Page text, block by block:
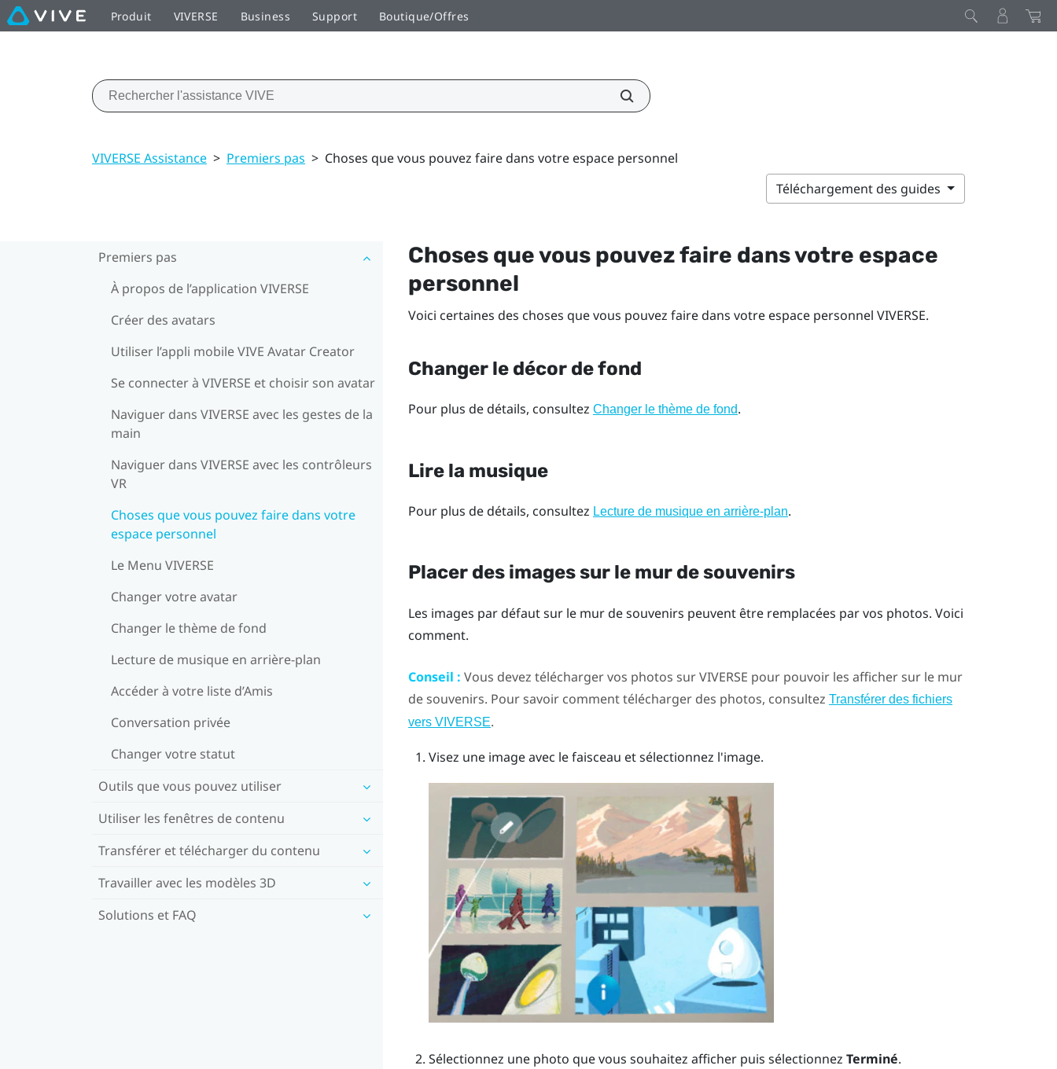
Produit VIVERSE Business Support Boutique/Offres
VIVERSE Assistance > Premiers pas > Choses que vous pouvez faire dans votre espace personnel
Téléchargement des guides
Premiers pas
À propos de l’application VIVERSE
Créer des avatars
Utiliser l’appli mobile VIVE Avatar Creator
Se connecter à VIVERSE et choisir son avatar
Naviguer dans VIVERSE avec les gestes de la
main
Naviguer dans VIVERSE avec les contrôleurs
VR
Choses que vous pouvez faire dans votre
espace personnel
Le Menu VIVERSE
Changer votre avatar
Changer le thème de fond
Lecture de musique en arrière-plan
Accéder à votre liste d’Amis
Conversation privée
Changer votre statut
Outils que vous pouvez utiliser
Utiliser les fenêtres de contenu
Transférer et télécharger du contenu
Travailler avec les modèles 3D
Solutions et FAQ
Choses que vous pouvez faire dans votre espace
personnel
Voici certaines des choses que vous pouvez faire dans votre espace personnel VIVERSE.
Changer le décor de fond
Pour plus de détails, consultez Changer le thème de fond.
Lire la musique
Pour plus de détails, consultez Lecture de musique en arrière-plan.
Placer des images sur le mur de souvenirs
Les images par défaut sur le mur de souvenirs peuvent être remplacées par vos photos. Voici
comment.
Conseil : Vous devez télécharger vos photos surVIVERSE pour pouvoir les afficher sur le mur
de souvenirs. Pour savoir comment télécharger des photos, consultez Transférer des fichiers
vers VIVERSE.
Visez une image avec le faisceau et sélectionnez l'image.
Sélectionnez une photo que vous souhaitez afficher puis sélectionnez Terminé.